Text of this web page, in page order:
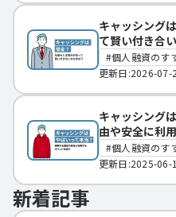
キャッシング
て賢い付き合
個人融資のす
更新日:2026-07-
キャッシング
由や安全に利
個人融資のす
更新日:2025-06-
新着記事